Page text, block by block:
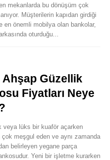
mekanlarda bu dönüşüm çok
Müşterilerin kapıdan girdiği
en önemli mobilya olan bankolar,
oturduğu...
Ahşap Güzellik
Fiyatları Neye
veya lüks bir kuaför açarken
meşgul eden ve aynı zamanda
belirleyen yegane parça
Yeni bir işletme kurarken